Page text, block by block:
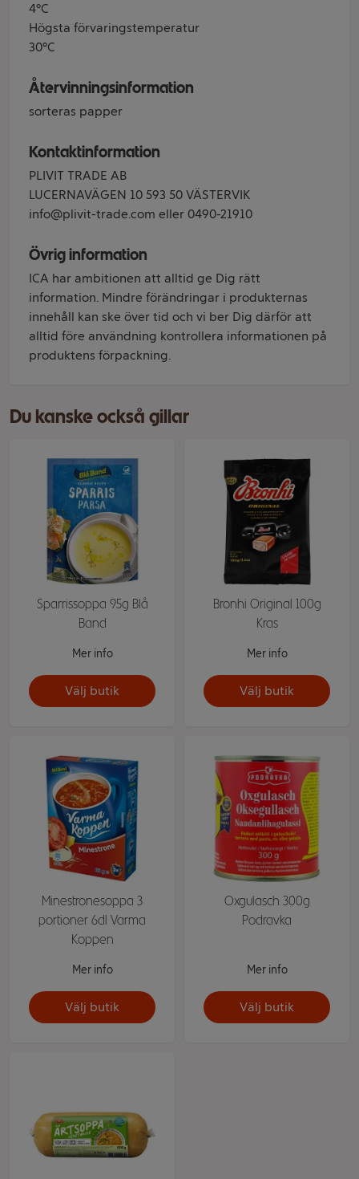
4°C
Högsta förvaringstemperatur
30°C
Återvinningsinformation
sorteras papper
Kontaktinformation
PLIVIT TRADE AB
LUCERNAVÄGEN 10 593 50 VÄSTERVIK
info@plivit-trade.com eller 0490-21910
Övrig information
ICA har ambitionen att alltid ge Dig rätt
information. Mindre förändringar i produkternas
innehåll kan ske över tid och vi ber Dig därför att
alltid före användning kontrollera informationen på
produktens förpackning.
Du kanske också gillar
Sparrissoppa 95g Blå
Band
Mer info
Välj butik
Bronhi Original 100g
Kras
Mer info
Välj butik
Minestronesoppa 3
portioner 6dl Varma
Koppen
Mer info
Välj butik
Oxgulasch 300g
Podravka
Mer info
Välj butik